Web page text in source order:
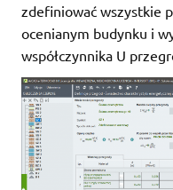
zdefiniować wszystkie
ocenianym budynku i
współczynnika U